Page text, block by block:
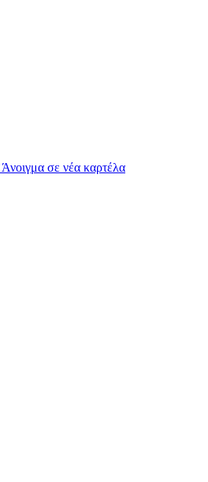
Άνοιγμα σε νέα καρτέλα